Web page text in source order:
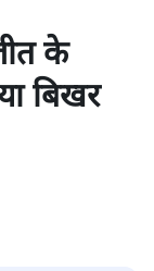
के
बिखर